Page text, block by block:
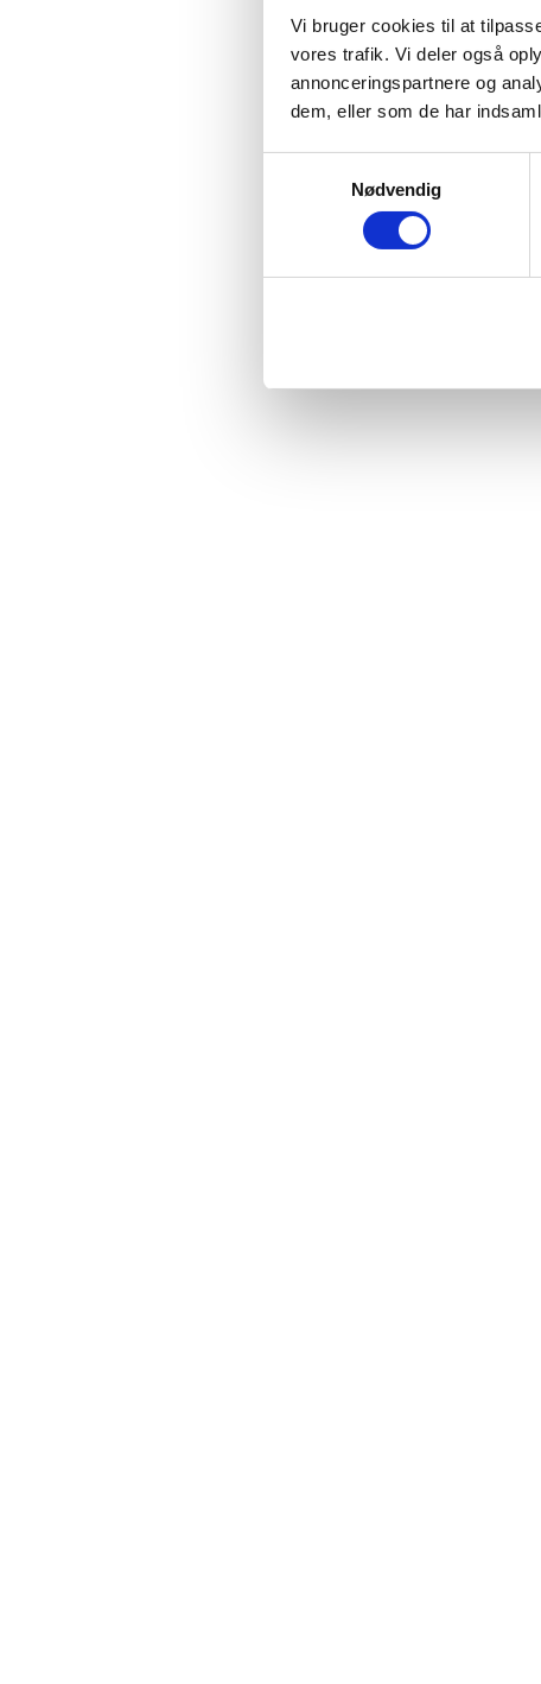
Vi bruger cookies til at
vores trafik. Vi deler også
annonceringspartnere og
dem, eller som de har
Nødvendig